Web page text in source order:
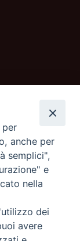
all'editoria.
Settimanali Cattolici)
accettando il Codice
di Padova
per
anche per
semplici",
e
nella
dei
avere